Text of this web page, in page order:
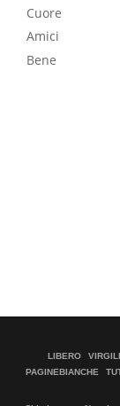
Cuore
Amici
Bene
LIBERO
PAGINEBIANCHE